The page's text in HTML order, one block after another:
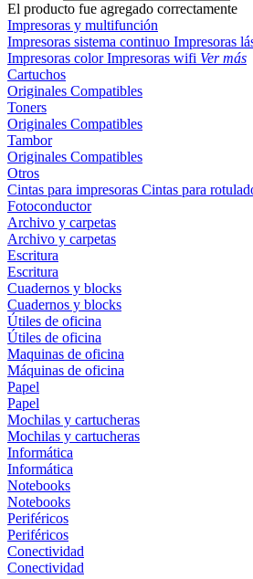
El producto fue agregado correctamente
Impresoras y multifunción
Impresoras sistema continuo Impresoras
Impresoras colorImpresoras wifi Ver más
Cartuchos
Originales Compatibles
Toners
Originales Compatibles
Tambor
Originales Compatibles
Otros
Cintas para impresoras Cintas para
Fotoconductor
Archivo y carpetas
Archivo y carpetas
Escritura
Escritura
Cuadernos y blocks
Cuadernos y blocks
Útiles de oficina
Útiles de oficina
Maquinas de oficina
Máquinas de oficina
Papel
Papel
Mochilas y cartucheras
Mochilas y cartucheras
Informática
Informática
Notebooks
Notebooks
Periféricos
Periféricos
Conectividad
Conectividad